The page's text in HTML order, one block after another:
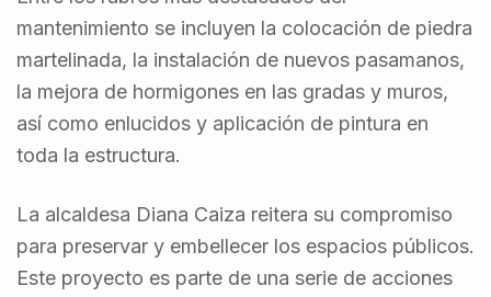
mantenimiento se incluyen la colocación de piedra
martelinada, la instalación de nuevos pasamanos,
la mejora de hormigones en las gradas y muros,
así como enlucidos y aplicación de pintura en
toda la estructura.
La alcaldesa Diana Caiza reitera su compromiso
para preservar y embellecer los espacios públicos.
Este proyecto es parte de una serie de acciones